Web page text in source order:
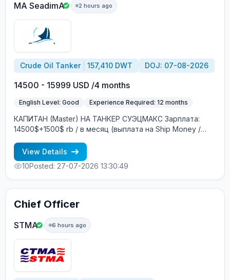
MA SeadimA 2 hours ago
Crude Oil Tanker 157,410 DWT DOJ: 07-08-2026
14500 - 15999 USD /4 months
English Level: Good Experience Required: 12 months
КАПИТАН (Master) НА ТАНКЕР СУЭЦМАКC Зарплата:
14500$+1500$ rb / в месяц (выплата на Ship Money /
DWT: 157410 тонны Флаг: Либерия (НЕ ТЕНЕВОЙ)
Построено: Южная Корея Судовладелец: Греция
Контракт: 4 ±1 месяца Посадка: Август Условия на
борту: Смешанный экипаж (европейцы + филиппинцы)
Интернет: 2 ГБ в месяц бесплатно + 10$ 1ГБ можно
докупить БЕСПЛАТНОЕ трудоустройство! Требования:
КАПИТАНА (Master) Опыт работы обязательно на Crude
oil tanker (танкерах сырой нефти) Хороший английский
язык Процесс трудоустройства: CES Test + интервью с
суперинтендантом Морское агентство «SeadimA»
+7(985)022-57-77 +7(985)230-57-77
cv_crew@seadima.ru
View Details
10Posted: 27-07-2026 13:30:49
Chief Officer
STMA 6 hours ago